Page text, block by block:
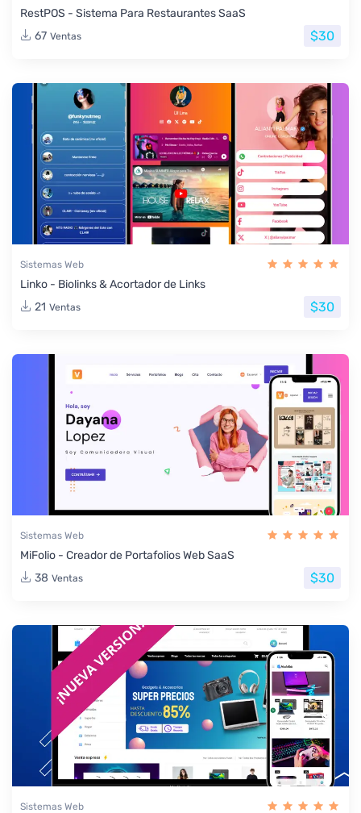
RestPOS - Sistema Para Restaurantes SaaS
67 Ventas $30
Sistemas Web
Linko - Biolinks & Acortador de Links
21 Ventas $30
Sistemas Web
MiFolio - Creador de Portafolios Web SaaS
38 Ventas $30
Sistemas Web